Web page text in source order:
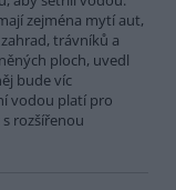
zejména mytí aut,
trávníků a
ploch, uvedl
bude víc
vodou platí pro
rozšířenou